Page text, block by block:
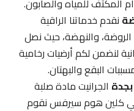
نقدم خدماتنا الراقية
والنهضة، حيث نصل
لنضمن لكم أرضيات رخامية
البقع والبهتان.
الجرانيت مادة صلبة
كلين هوم سيرفس نقوم